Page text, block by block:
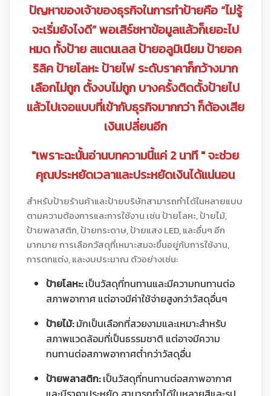
ปัญหาของเจ้าของธุรกิจในการทำป้ายคือ “ไม่รู้
จะเริ่มยังไงดี” พอเสิร์ชหาข้อมูลแล้วก็เยอะไป
หมด ทั้งป้าย สแตนเลส ป้ายอลูมิเนียม ป้ายอค
ริลิค ป้ายโลหะ ป้ายไฟ ระดับราคาก็กว้างมาก
เลือกไม่ถูก ตั้งงบไม่ถูก บางครั้งติดตั้งป้ายไป
แล้วไปเจอแบบที่เข้ากับธุรกิจมากกว่า ก็ต้องเสีย
เงินเปลี่ยนอีก
"เพราะฉะนั้นอ่านบทความนี้แค่ 2 นาที " จะช่วย
คุณประหยัดเวลาและประหยัดเงินได้แน่นอน
สำหรับป้ายร้านค้าและป้ายบริษัทสามารถทำได้ในหลายแบบ
ตามความต้องการและการใช้งาน เช่น ป้ายโลหะ, ป้ายไม้,
ป้ายพลาสติก, ป้ายกระดาษ, ป้ายแสง LED, และอื่นๆ อีก
มากมาย การเลือกวัสดุที่เหมาะสมจะขึ้นอยู่กับการใช้งาน,
การตกแต่ง, และงบประมาณ ตัวอย่างเช่น:
ป้ายโลหะ:เป็นวัสดุที่ทนทานและมีความทนทานต่อ
สภาพอากาศ แต่อาจมีค่าใช้จ่ายสูงกว่าวัสดุอื่นๆ
ป้ายไม้:มักเป็นเลือกที่สวยงามและเหมาะสำหรับ
สภาพแวดล้อมที่เป็นธรรมชาติ แต่อาจมีความ
ทนทานต่อสภาพอากาศต่ำกว่าวัสดุอื่น
ป้ายพลาสติก:เป็นวัสดุที่ทนทานต่อสภาพอากาศ